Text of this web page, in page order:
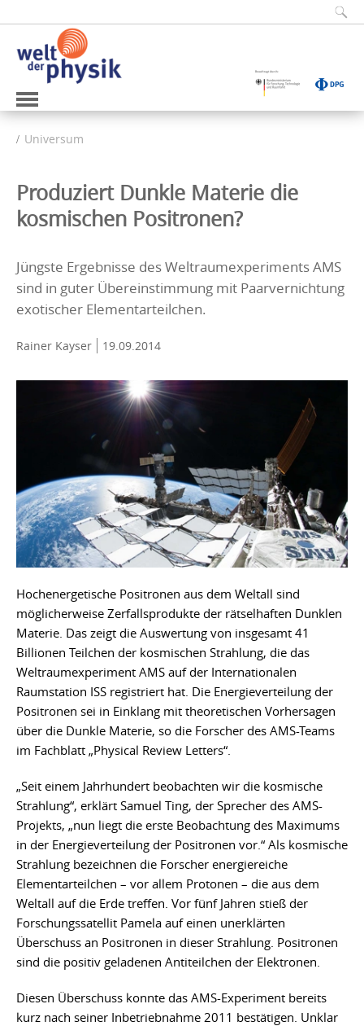
Universum
Produziert Dunkle Materie die
kosmischen Positronen?
Jüngste Ergebnisse des Weltraumexperiments AMS
sind in guter Übereinstimmung mit Paarvernichtung
exotischer Elementarteilchen.
Rainer Kayser 19.09.2014
Hochenergetische Positronen aus dem Weltall sind
möglicherweise Zerfallsprodukte der rätselhaften Dunklen
Materie. Das zeigt die Auswertung von insgesamt 41
Billionen Teilchen der kosmischen Strahlung, die das
Weltraumexperiment AMS auf der Internationalen
Raumstation ISS registriert hat. Die Energieverteilung der
Positronen sei in Einklang mit theoretischen Vorhersagen
über die Dunkle Materie, so die Forscher des AMS-Teams
im Fachblatt „Physical Review Letters“.
„Seit einem Jahrhundert beobachten wir die kosmische
Strahlung“, erklärt Samuel Ting, der Sprecher des AMS-
Projekts, „nun liegt die erste Beobachtung des Maximums
in der Energieverteilung der Positronen vor.“ Als kosmische
Strahlung bezeichnen die Forscher energiereiche
Elementarteilchen – vor allem Protonen – die aus dem
Weltall auf die Erde treffen. Vor fünf Jahren stieß der
Forschungssatellit Pamela auf einen unerklärten
Überschuss an Positronen in dieser Strahlung. Positronen
sind die positiv geladenen Antiteilchen der Elektronen.
Diesen Überschuss konnte das AMS-Experiment bereits
kurz nach seiner Inbetriebnahme 2011 bestätigen. Unklar